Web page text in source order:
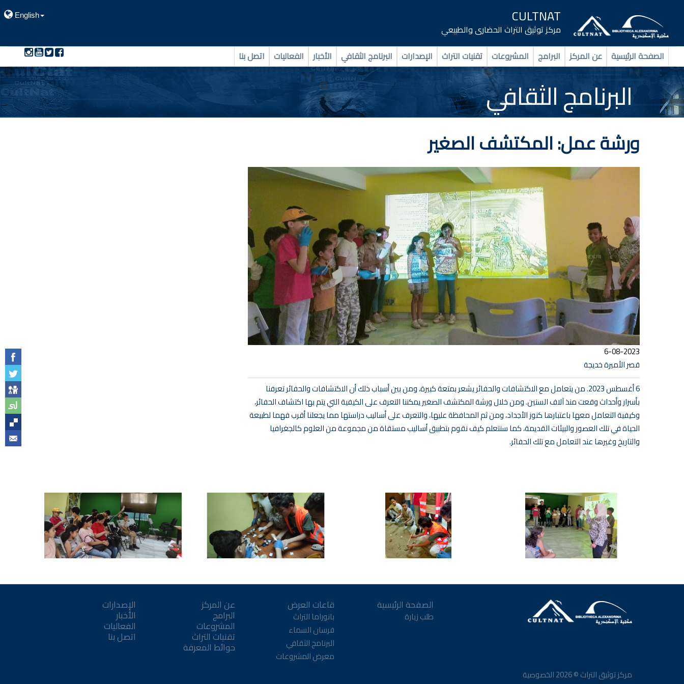
CULTNAT
مركز توثيق التراث الحضارى والطبيعي
English
الصفحة الرئيسية عن المركز البرامج المشروعات تقنيات التراث الإصدارات البرنامج الثقافي الأخبار الفعاليات اتصل بنا
البرنامج الثقافي
ورشة عمل: المكتشف الصغير
6-08-2023
قصر الأميرة خديجة
6 أغسطس 2023. من يتعامل مع الاكتشافات والحفائر يشعر بمتعة كبيرة، ومن بين أسباب ذلك أن الاكتشافات والحفائر تعرفنا
بأسرار وأحداث وقعت منذ آلاف السنين. ومن خلال ورشة المكتشف الصغير يمكننا التعرف على الكيفية التي يتم بها اكتشاف الحفائر،
وكيفية التعامل معها باعتبارها كنوز الأجداد، ومن ثم المحافظة عليها، والتعرف على أساليب دراستها مما يجعلنا أقرب فهما لطبيعة
الحياة في تلك العصور والبيئات القديمة، كما سنتعلم كيف نقوم بتطبيق أساليب مستقاة من مجموعة من العلوم كالجغرافيا
والتاريخ وغيرها عند التعامل مع تلك الحفائر.
الصفحة الرئيسية
طلب زيارة
قاعات العرض
بانوراما التراث
فرسان السماء
البرنامج الثقافي
معرض المشروعات
عن المركز
البرامج
المشروعات
تقنيات التراث
حوائط المعرفة
الإصدارات
الأخبار
الفعاليات
اتصل بنا
مركز توثيق التراث ©2026الخصوصية